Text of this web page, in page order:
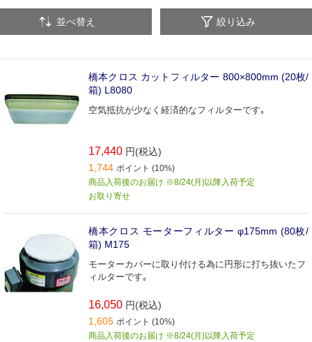
並べ替え 絞り込み
橋本クロス カットフィルター 800×800mm (20枚/
箱) L8080
空気抵抗が少なく経済的なフィルターです｡
17,440 円(税込)
1,744 ポイント (10%)
商品入荷後のお届け ※8/24(月)以降入荷予定
お取り寄せ
橋本クロス モーターフィルター φ175mm (80枚/
箱) M175
モーターカバーに取り付ける為に円形に打ち抜いたフ
ィルターです｡
16,050 円(税込)
1,605 ポイント (10%)
商品入荷後のお届け ※8/24(月)以降入荷予定